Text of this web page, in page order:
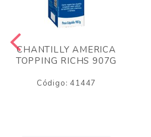
CHANTILLY AMERICA
TOPPING RICHS 907G
Código: 41447